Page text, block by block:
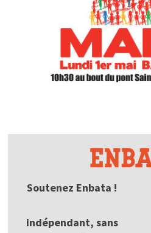
Soutenez Enbata !
Indépendant, sans